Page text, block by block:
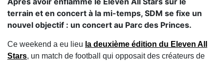
terrain et en concert à la mi-temps, SDM se fixe un
nouvel objectif : un concert au Parc des Princes.
Ce weekend a eu lieu la deuxième édition du Eleven All
Stars, un match de football qui opposait des créateurs de